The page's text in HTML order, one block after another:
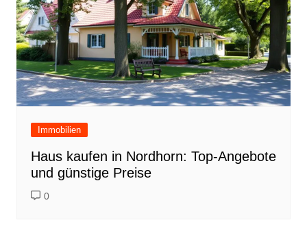
Immobilien
Haus kaufen in Nordhorn: Top-Angebote
und günstige Preise
0